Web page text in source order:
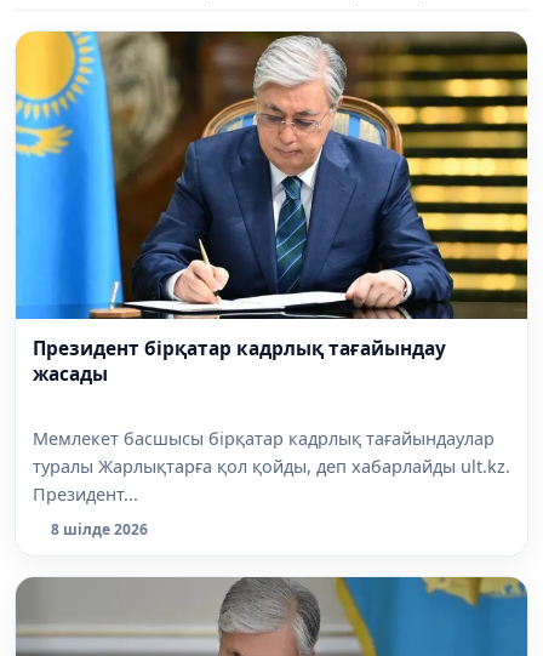
Президент бірқатар кадрлық тағайындау
жасады
Мемлекет басшысы бірқатар кадрлық тағайындаулар
туралы Жарлықтарға қол қойды, деп хабарлайды ult.kz.
Президент...
8 шілде 2026